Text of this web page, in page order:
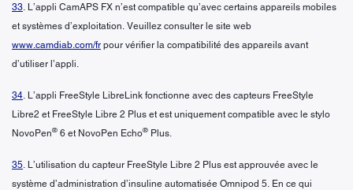
33. L’appli CamAPS FX n’est compatible qu’avec certains appareils mobiles
et systèmes d’exploitation. Veuillez consulter le site web
www.camdiab.com/fr pour vérifier la compatibilité des appareils avant
d’utiliser l’appli.
34. L’appli FreeStyle LibreLink fonctionne avec des capteurs FreeStyle
Libre2 et FreeStyle Libre 2 Plus et est uniquement compatible avec le stylo
NovoPen® 6 et NovoPen Echo® Plus.
35. L’utilisation du capteur FreeStyle Libre 2 Plus est approuvée avec le
système d’administration d’insuline automatisée Omnipod 5. En ce qui